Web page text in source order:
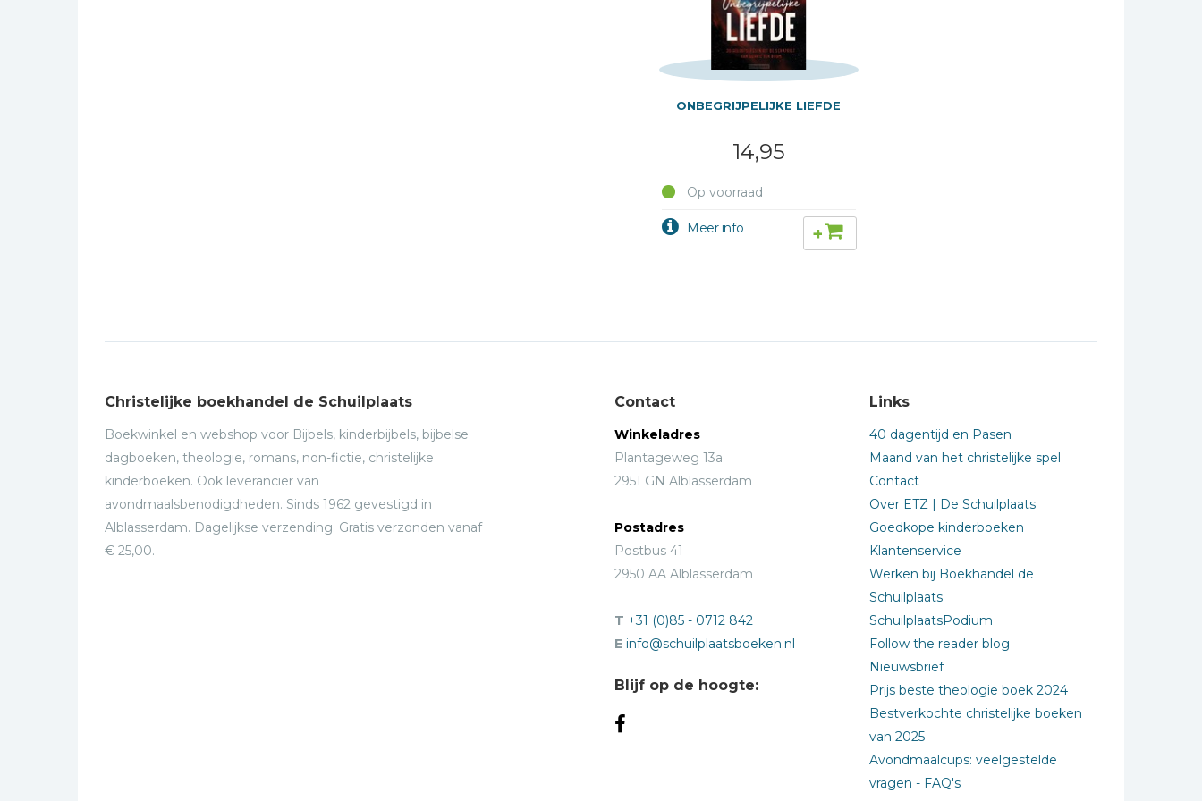
ONBEGRIJPELIJKE LIEFDE
14,95
Op voorraad
+
Christelijke boekhandel de Schuilplaats
Boekwinkel en webshop voor Bijbels, kinderbijbels, bijbelse
dagboeken, theologie, romans, non-fictie, christelijke
kinderboeken. Ook leverancier van
avondmaalsbenodigdheden. Sinds 1962 gevestigd in
Alblasserdam. Dagelijkse verzending. Gratis verzonden vanaf
€ 25,00.
Contact
Winkeladres
Plantageweg 13a
2951 GN Alblasserdam
Postadres
Postbus 41
2950 AA Alblasserdam
T +31 (0)85 - 0712 842
E info@schuilplaatsboeken.nl
Blijf op de hoogte:
Links
40 dagentijd en Pasen
Maand van het christelijke spel
Contact
Over ETZ | De Schuilplaats
Goedkope kinderboeken
Klantenservice
Werken bij Boekhandel de
Schuilplaats
SchuilplaatsPodium
Follow the reader blog
Nieuwsbrief
Prijs beste theologie boek 2024
Bestverkochte christelijke boeken
van 2025
Avondmaalcups: veelgestelde
vragen - FAQ's